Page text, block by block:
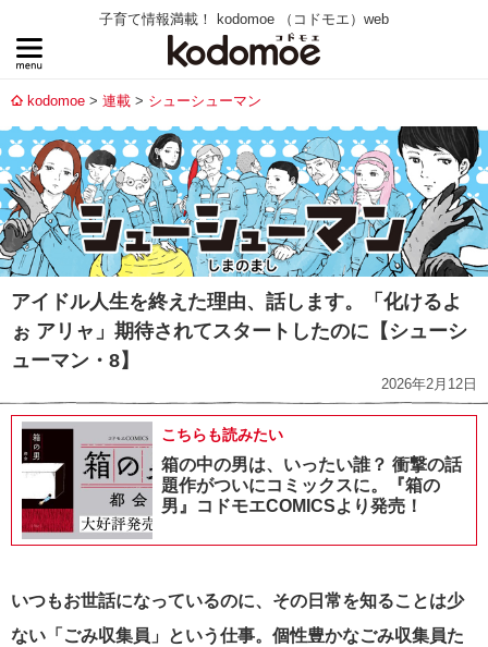
子育て情報満載！ kodomoe （コドモエ）web
kodomoe 連載 シューシューマン
アイドル人生を終えた理由、話します。「化けるよ
ぉ アリャ」期待されてスタートしたのに【シューシ
ューマン・8】
2026年2月12日
こちらも読みたい
箱の中の男は、いったい誰？ 衝撃の話
題作がついにコミックスに。『箱の
男』コドモエCOMICSより発売！
いつもお世話になっているのに、その日常を知ることは少
ない「ごみ収集員」という仕事。個性豊かなごみ収集員た